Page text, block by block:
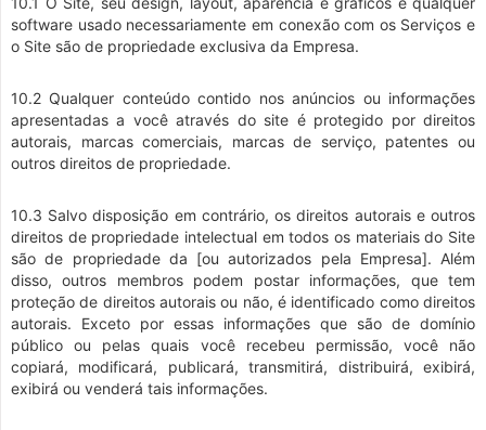
software usado necessariamente em conexão com os Serviços e
o Site são de propriedade exclusiva da Empresa.
10.2 Qualquer conteúdo contido nos anúncios ou informações
apresentadas a você através do site é protegido por direitos
autorais, marcas comerciais, marcas de serviço, patentes ou
outros direitos de propriedade.
10.3 Salvo disposição em contrário, os direitos autorais e outros
direitos de propriedade intelectual em todos os materiais do Site
são de propriedade da [ou autorizados pela Empresa]. Além
disso, outros membros podem postar informações, que tem
proteção de direitos autorais ou não, é identificado como direitos
autorais. Exceto por essas informações que são de domínio
público ou pelas quais você recebeu permissão, você não
copiará, modificará, publicará, transmitirá, distribuirá, exibirá,
exibirá ou venderá tais informações.